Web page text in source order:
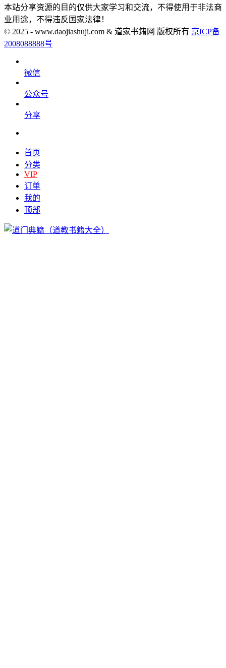
本站分享资源的目的仅供大家学习和交流，不得使用于非法商
业用途，不得违反国家法律！
© 2025 - www.daojiashuji.com & 道家书籍网 版权所有 京ICP备
2008088888号
微信
公众号
分享
首页
分类
VIP
订单
我的
顶部